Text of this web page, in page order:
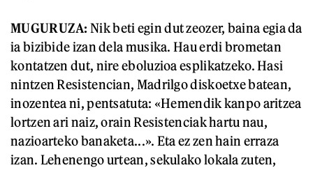
MUGURUZA: Nik beti egin dut zeozer, baina egia da
ia bizibide izan dela musika. Hau erdi brometan
kontatzen dut, nire eboluzioa esplikatzeko. Hasi
nintzen Resistencian, Madrilgo diskoetxe batean,
inozentea ni, pentsatuta: «Hemendik kanpo aritzea
lortzen ari naiz, orain Resistenciak hartu nau,
nazioarteko banaketa...». Eta ez zen hain erraza
izan. Lehenengo urtean, sekulako lokala zuten,